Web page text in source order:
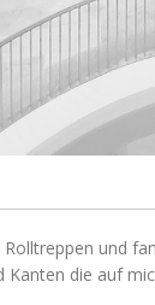
und
Kanten die auf